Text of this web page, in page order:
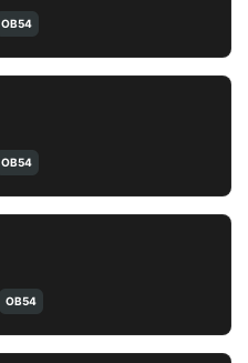
OB54
OB54
OB54